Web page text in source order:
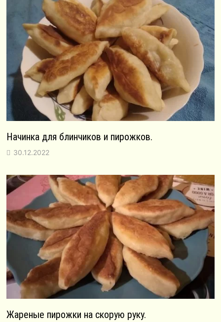
Начинка для блинчиков и пирожков.
30.12.2022
Жареные пирожки на скорую руку.